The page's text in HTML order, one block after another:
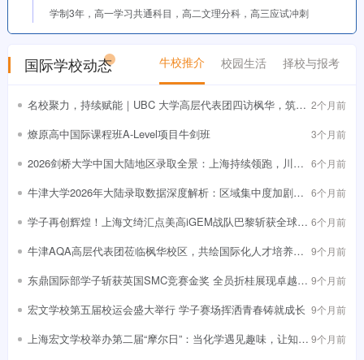
学制3年，高一学习共通科目，高二文理分科，高三应试冲刺
国际学校动态 牛校推介 校园生活 择校与报考
名校聚力，持续赋能｜UBC 大学高层代表团四访枫华，筑牢 2个月前
燎原高中国际课程班A-Level项目牛剑班 3个月前
2026剑桥大学中国大陆地区录取全景：上海持续领跑，川渝 6个月前
牛津大学2026年大陆录取数据深度解析：区域集中度加剧下 6个月前
学子再创辉煌！上海文绮汇点美高iGEM战队巴黎斩获全球银 6个月前
牛津AQA高层代表团莅临枫华校区，共绘国际化人才培养新 9个月前
东鼎国际部学子斩获英国SMC竞赛金奖 全员折桂展现卓越数 9个月前
宏文学校第五届校运会盛大举行 学子赛场挥洒青春铸就成长 9个月前
上海宏文学校举办第二届“摩尔日”：当化学遇见趣味，让知识 9个月前